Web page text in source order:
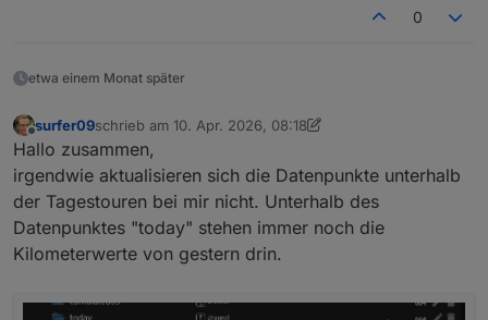
0
etwa einem Monat später
Offline
surfer09schrieb am 10. Apr. 2026, 08:18
zuletzt editiert von surfer094. Okt. 2026, 10:19
Hallo zusammen,
irgendwie aktualisieren sich die Datenpunkte unterhalb
der Tagestouren bei mir nicht. Unterhalb des
Datenpunktes "today" stehen immer noch die
Kilometerwerte von gestern drin.